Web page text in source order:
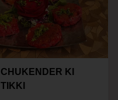
CHUKENDER KI
TIKKI